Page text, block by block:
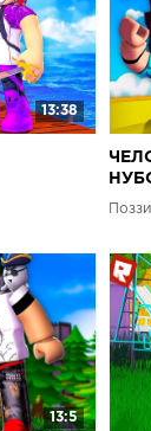
13:38
Поззи
13:5